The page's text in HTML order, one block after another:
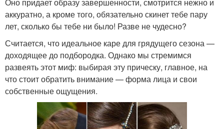
аккуратно, а кроме того, обязательно скинет тебе пару
лет, сколько бы тебе ни было! Разве не чудесно?
Считается, что идеальное каре для грядущего сезона —
доходящее до подбородка. Однако мы стремимся
развеять этот миф: выбирая эту прическу, главное, на
что стоит обратить внимание — форма лица и свои
собственные ощущения.